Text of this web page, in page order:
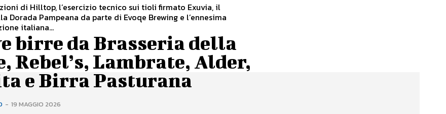
di Hilltop, l’esercizio tecnico sui tioli firmato Exuvia, il
Dorada Pampeana da parte di Evoqe Brewing e l’ennesima
italiana...
birre da Brasseria della
Rebel’s, Lambrate, Alder,
e Birra Pasturana
- 19 MAGGIO 2026